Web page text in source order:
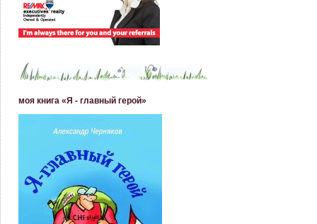
моя книга «Я - главный герой»